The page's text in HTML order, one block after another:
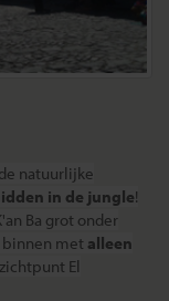
natuurlijke
in de jungle!
Ba grot onder
binnen met alleen
El